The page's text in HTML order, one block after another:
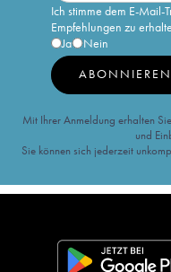
Ich stimme dem E-Mail-
Empfehlungen zu
Ja
Nein
ABONNIEREN
Mit Ihrer Anmeldung erhalten
und
Sie können sich jederzeit